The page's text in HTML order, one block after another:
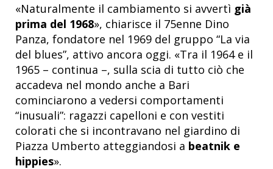
«Naturalmente il cambiamento si avvertì già
prima del 1968», chiarisce il 75enne Dino
Panza, fondatore nel 1969 del gruppo “La via
del blues”, attivo ancora oggi. «Tra il 1964 e il
1965 – continua –, sulla scia di tutto ciò che
accadeva nel mondo anche a Bari
cominciarono a vedersi comportamenti
“inusuali”: ragazzi capelloni e con vestiti
colorati che si incontravano nel giardino di
Piazza Umberto atteggiandosi a beatnik e
hippies».